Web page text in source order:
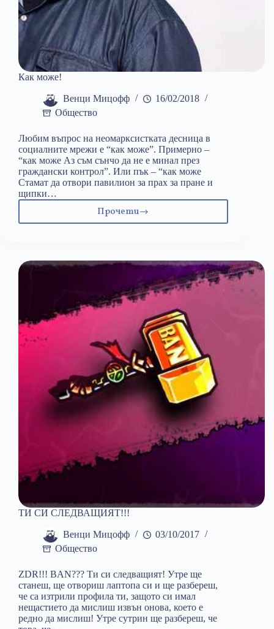
Как може!
Венци Мицофф
16/02/2018
Общество
Любим въпрос на неомарксистката десница в
социалните мрежи е “как може”. Примерно –
“как може Аз съм сънчо да не е минал през
граждански контрол”. Или пък – “как може
Стамат да отвори павилион за прах за пране и
щипки…
Прочети
Как
ТИ СИ СЛЕДВАЩИЯТ!!!
Венци Мицофф
03/10/2017
Общество
ZDR!!! BAN??? Ти си следващият! Утре ще
станеш, ще отвориш лаптопа си и ще разбереш,
че са изтрили профила ти, защото си имал
нещастието да мислиш извън онова, което е
редно да мислиш! Утре сутрин ще разбереш, че